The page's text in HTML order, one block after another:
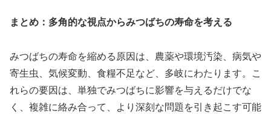
まとめ：多角的な視点からみつばちの寿命を考える
みつばちの寿命を縮める原因は、農薬や環境汚染、病気や
寄生虫、気候変動、食糧不足など、多岐にわたります。こ
れらの要因は、単独でみつばちに影響を与えるだけでな
く、複雑に絡み合って、より深刻な問題を引き起こす可能